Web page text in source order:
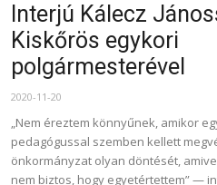
Interjú Kálecz
Kiskőrös egykori
polgármesterével
2020-11-20
„Nem éreztem könnyűnek, amikor
pedagógussal szemben kellett
önkormányzat olyan döntését,
nem biztos, hogy egyetértettem” —